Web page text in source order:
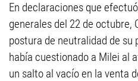
En declaraciones que
generales del 22 de octubre,
postura de neutralidad de
había cuestionado a Milei al
un salto al vacío en la venta